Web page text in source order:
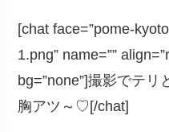
[chat face=”pome-
1.png” name=””
bg=”none”]撮影でテリ
胸アツ～♡[/chat]